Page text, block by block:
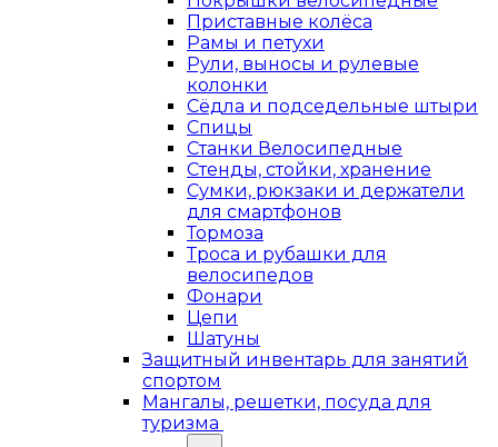
Приставные колёса
Рамы и петухи
Рули, выносы и рулевые
колонки
Сёдла и подседельные штыри
Спицы
Станки Велосипедные
Стенды, стойки, хранение
Сумки, рюкзаки и держатели
для смартфонов
Тормоза
Троса и рубашки для
велосипедов
Фонари
Цепи
Шатуны
Защитный инвентарь для занятий
спортом
Мангалы, решетки, посуда для
туризма